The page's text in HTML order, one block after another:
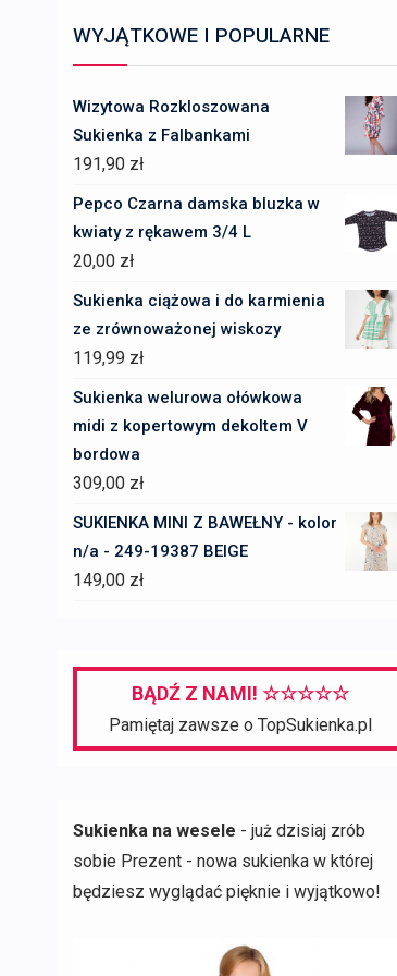
WYJĄTKOWE I POPULARNE
Wizytowa Rozkloszowana
Sukienka z Falbankami
191,90 zł
Pepco Czarna damska bluzka w
kwiaty z rękawem 3/4 L
20,00 zł
Sukienka ciążowa i do karmienia
ze zrównoważonej wiskozy
119,99 zł
Sukienka welurowa ołówkowa
midi z kopertowym dekoltem V
bordowa
309,00 zł
SUKIENKA MINI Z BAWEŁNY - kolor
n/a - 249-19387 BEIGE
149,00 zł
BĄDŹ Z NAMI! ☆☆☆☆☆
Pamiętaj zawsze o TopSukienka.pl
Sukienka na wesele - już dzisiaj zrób
sobie Prezent - nowa sukienka w której
będziesz wyglądać pięknie i wyjątkowo!